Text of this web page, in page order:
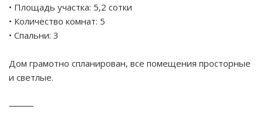
• Площадь участка: 5,2 сотки
• Количество комнат: 5
• Спальни: 3
Дом грамотно спланирован, все помещения просторные
и светлые.
⸻